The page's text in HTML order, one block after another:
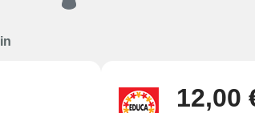
12,00